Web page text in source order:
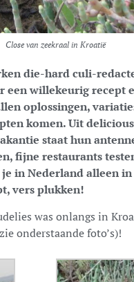
Close van zeekraal in Kroatië
die-hard culi-
een willekeurig recept
oplossingen,
komen. Uit
staat hun
fijne restaurants
in Nederland alleen in
vers plukken!
was onlangs in
onderstaande foto’s)!